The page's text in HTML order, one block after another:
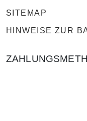
SITEMAP
HINWEISE ZUR